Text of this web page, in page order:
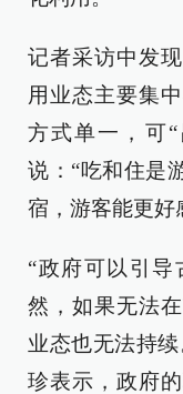
记者采访中发
用业态主要集
方式单一，可
说：“吃和住是
宿，游客能更好
“政府可以引导
然，如果无法
业态也无法持
珍表示，政府